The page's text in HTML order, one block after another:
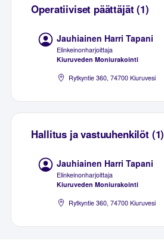
Operatiiviset päättäjät (1)
Jauhiainen Harri Tapani
Elinkeinonharjoittaja
Kiuruveden Moniurakointi
Rytkyntie 360, 74700 Kiuruvesi
Hallitus ja vastuuhenkilöt (1)
Jauhiainen Harri Tapani
Elinkeinonharjoittaja
Kiuruveden Moniurakointi
Rytkyntie 360, 74700 Kiuruvesi